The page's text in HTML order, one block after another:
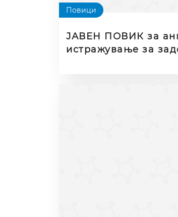
Повици
ЈАВЕН ПОВИК за
истражување за